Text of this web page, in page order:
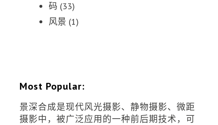
码 (33)
风景 (1)
Most Popular:
景深合成是现代风光摄影、静物摄影、微距
摄影中，被广泛应用的一种前后期技术，可